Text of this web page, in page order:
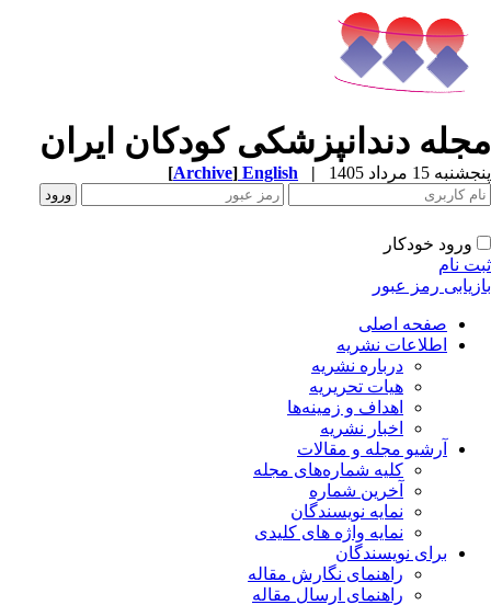
دندانپزشکی کودکان ایران
15 مرداد 1405 |
English
[Archive]
ورود خودکار
نام
رمز عبور
صفحه اصلی
اطلاعات نشریه
درباره نشریه
هیات تحریریه
اهداف و زمینه‌ها
اخبار نشریه
آرشیو مجله و مقالات
کلیه شماره‌های مجله
آخرین شماره
نمایه نویسندگان
نمایه واژه های کلیدی
برای نویسندگان
راهنمای نگارش مقاله
راهنمای ارسال مقاله